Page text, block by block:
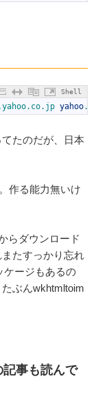
Shell
.co.jp yahoo.png
たのだが、日本
作る能力無いけ
らダウンロード
たすっかり忘れ
ケージもあるの
ぶんwkhtmltoim
記事も読んで